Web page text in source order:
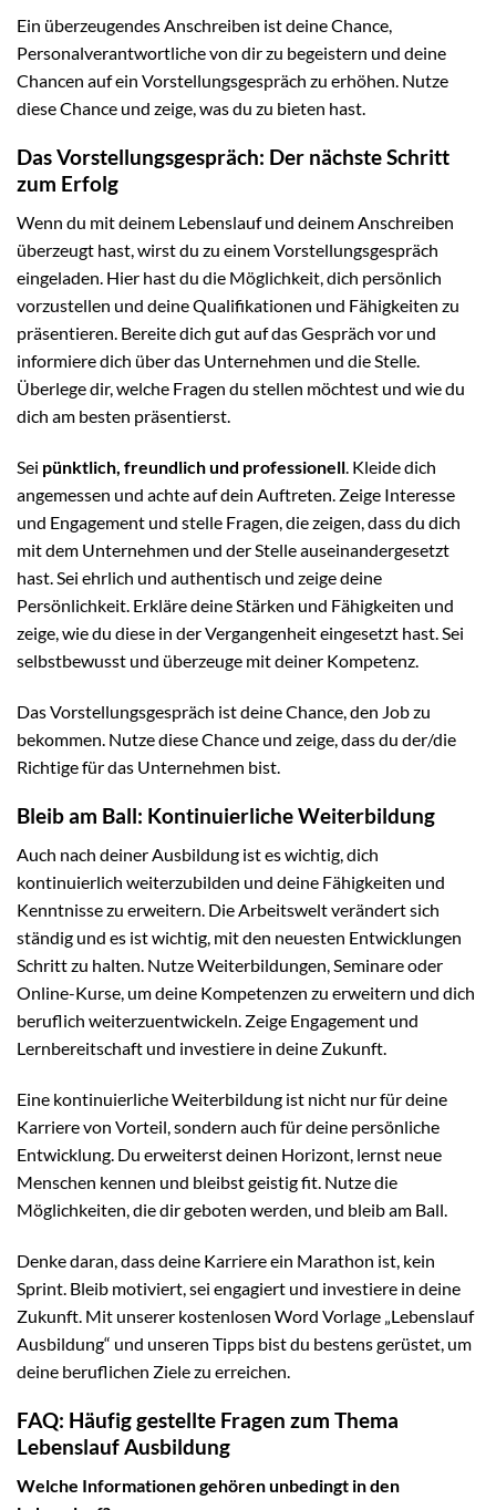
Ein überzeugendes Anschreiben ist deine Chance,
Personalverantwortliche von dir zu begeistern und deine
Chancen auf ein Vorstellungsgespräch zu erhöhen. Nutze
diese Chance und zeige, was du zu bieten hast.
Das Vorstellungsgespräch: Der nächste Schritt
zum Erfolg
Wenn du mit deinem Lebenslauf und deinem Anschreiben
überzeugt hast, wirst du zu einem Vorstellungsgespräch
eingeladen. Hier hast du die Möglichkeit, dich persönlich
vorzustellen und deine Qualifikationen und Fähigkeiten zu
präsentieren. Bereite dich gut auf das Gespräch vor und
informiere dich über das Unternehmen und die Stelle.
Überlege dir, welche Fragen du stellen möchtest und wie du
dich am besten präsentierst.
Sei pünktlich, freundlich und professionell . Kleide dich
angemessen und achte auf dein Auftreten. Zeige Interesse
und Engagement und stelle Fragen, die zeigen, dass du dich
mit dem Unternehmen und der Stelle auseinandergesetzt
hast. Sei ehrlich und authentisch und zeige deine
Persönlichkeit. Erkläre deine Stärken und Fähigkeiten und
zeige, wie du diese in der Vergangenheit eingesetzt hast. Sei
selbstbewusst und überzeuge mit deiner Kompetenz.
Das Vorstellungsgespräch ist deine Chance, den Job zu
bekommen. Nutze diese Chance und zeige, dass du der/die
Richtige für das Unternehmen bist.
Bleib am Ball: Kontinuierliche Weiterbildung
Auch nach deiner Ausbildung ist es wichtig, dich
kontinuierlich weiterzubilden und deine Fähigkeiten und
Kenntnisse zu erweitern. Die Arbeitswelt verändert sich
ständig und es ist wichtig, mit den neuesten Entwicklungen
Schritt zu halten. Nutze Weiterbildungen, Seminare oder
Online-Kurse, um deine Kompetenzen zu erweitern und dich
beruflich weiterzuentwickeln. Zeige Engagement und
Lernbereitschaft und investiere in deine Zukunft.
Eine kontinuierliche Weiterbildung ist nicht nur für deine
Karriere von Vorteil, sondern auch für deine persönliche
Entwicklung. Du erweiterst deinen Horizont, lernst neue
Menschen kennen und bleibst geistig fit. Nutze die
Möglichkeiten, die dir geboten werden, und bleib am Ball.
Denke daran, dass deine Karriere ein Marathon ist, kein
Sprint. Bleib motiviert, sei engagiert und investiere in deine
Zukunft. Mit unserer kostenlosen Word Vorlage „Lebenslauf
Ausbildung“ und unseren Tipps bist du bestens gerüstet, um
deine beruflichen Ziele zu erreichen.
FAQ: Häufig gestellte Fragen zum Thema
Lebenslauf Ausbildung
Welche Informationen gehören unbedingt in den